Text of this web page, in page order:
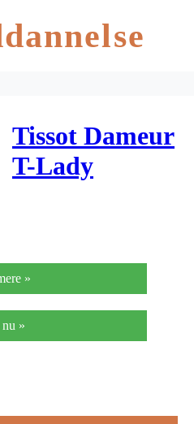
Tissot Dameur
T-Lady
»
»